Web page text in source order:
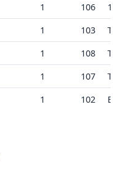
1 106
1 103
1 108
1 107
1 102